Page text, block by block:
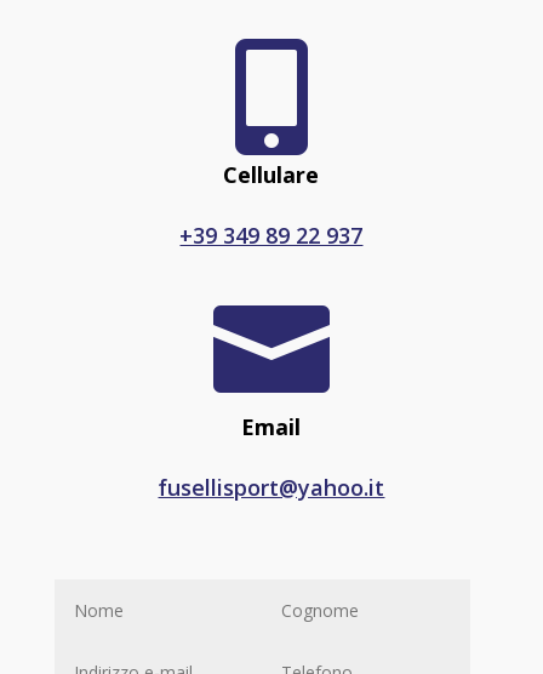

Cellulare
+39 349 89 22 937

Email
fusellisport@yahoo.it